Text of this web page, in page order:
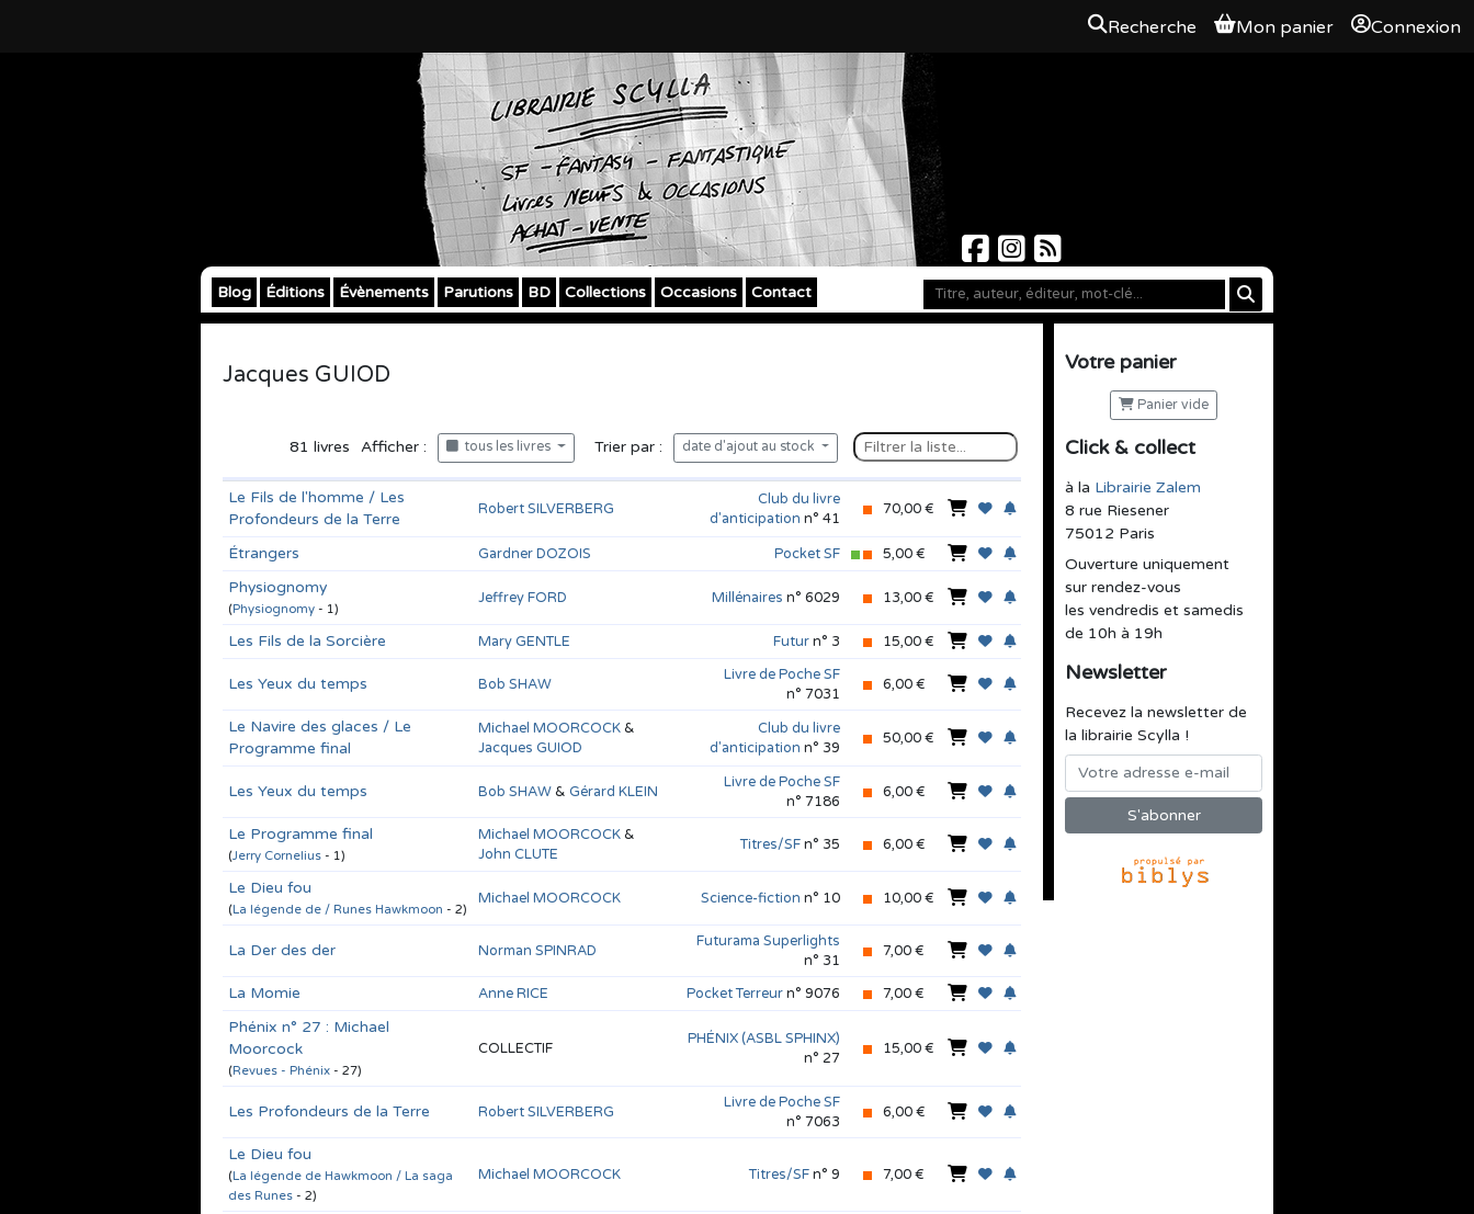
Recherche Mon panier Connexion
Blog Éditions Évènements Parutions BD Collections Occasions Contact
Votre panier
Panier vide
Click & collect
à la Librairie Zalem
8 rue Riesener
75012 Paris
Ouverture uniquement
sur rendez-vous
les vendredis et samedis
de 10h à 19h
Newsletter
Recevez la newsletter de
la librairie Scylla !
Jacques GUIOD
81 livres Afficher : tous les livres Trier par : date d'ajout au stock
Le Fils de l'homme / Les
Profondeurs de la Terre
Robert SILVERBERG
Club du livre
d'anticipation n° 41
70,00 €
Étrangers Gardner DOZOIS Pocket SF 5,00 €
Physiognomy
(Physiognomy - 1)
Jeffrey FORD Millénaires n° 6029 13,00 €
Les Fils de la Sorcière Mary GENTLE Futurn° 3 15,00 €
Les Yeux du temps Bob SHAW
Livre de Poche SF
n° 7031
6,00 €
Le Navire des glaces / Le
Programme final
Michael MOORCOCK&
Jacques GUIOD
Club du livre
d'anticipation n° 39
50,00 €
Les Yeux du temps Bob SHAW& Gérard KLEIN
Livre de Poche SF
n° 7186
6,00 €
Le Programme final
(Jerry Cornelius - 1)
Michael MOORCOCK&
John CLUTE
Titres/SFn° 35 6,00 €
Le Dieu fou
(La légende de / Runes Hawkmoon - 2)
Michael MOORCOCK Science-fiction n° 10 10,00 €
La Der des der Norman SPINRAD
Futurama Superlights
n° 31
7,00 €
La Momie Anne RICE Pocket Terreurn° 9076 7,00 €
Phénix n° 27 : Michael
Moorcock
(Revues - Phénix - 27)
COLLECTIF
PHÉNIX (ASBL SPHINX)
n° 27
15,00 €
Les Profondeurs de la Terre Robert SILVERBERG
Livre de Poche SF
n° 7063
6,00 €
Le Dieu fou
(La légende de Hawkmoon / La saga
des Runes - 2)
Michael MOORCOCK Titres/SFn° 9 7,00 €